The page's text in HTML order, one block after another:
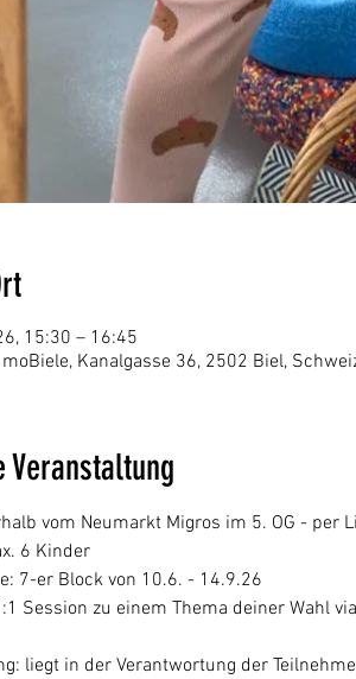
15:30 – 16:45
Kanalgasse 36, 2502 Biel,
Veranstaltung
vom Neumarkt Migros im 5. OG - per
6 Kinder
7-er Block von 10.6. - 14.9.26
Session zu einem Thema deiner Wahl
liegt in der Verantwortung der